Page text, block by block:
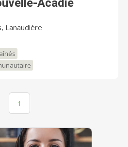
Acadie
Lanaudière
1